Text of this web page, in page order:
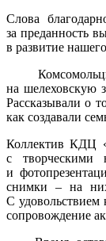
Слова
за преданность
в развитие
Комсомольцы
на шелеховскую
Рассказывали о
как создавали
Коллектив КДЦ
с творческими
и
снимки – на
С
сопровождение